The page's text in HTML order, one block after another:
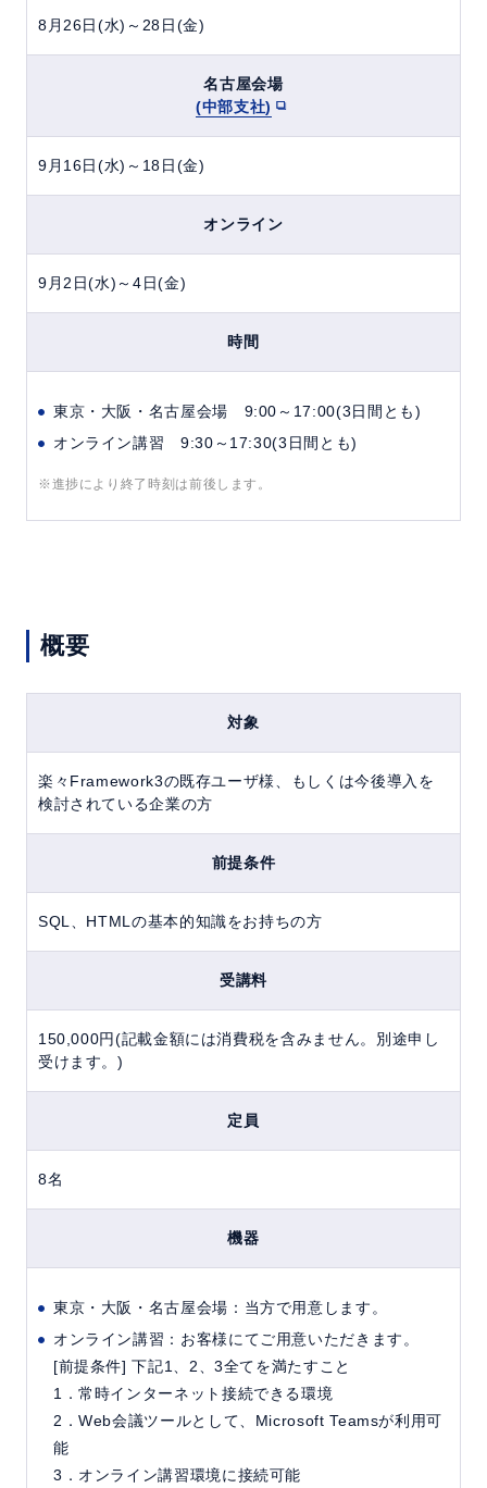
8月26日(水)～28日(金)
名古屋会場
(中部支社)
9月16日(水)～18日(金)
オンライン
9月2日(水)～4日(金)
時間
東京・大阪・名古屋会場 9:00～17:00(3日間とも)
オンライン講習 9:30～17:30(3日間とも)
※進捗により終了時刻は前後します。
概要
対象
楽々Framework3の既存ユーザ様、もしくは今後導入を
検討されている企業の方
前提条件
SQL、HTMLの基本的知識をお持ちの方
受講料
150,000円(記載金額には消費税を含みません。別途申し
受けます。)
定員
8名
機器
東京・大阪・名古屋会場：当方で用意します。
オンライン講習：お客様にてご用意いただきます。
[前提条件] 下記1、2、3全てを満たすこと
1．常時インターネット接続できる環境
2．Web会議ツールとして、Microsoft Teamsが利用可
能
3．オンライン講習環境に接続可能